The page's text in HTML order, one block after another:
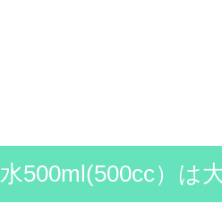
水500ml(500cc）は